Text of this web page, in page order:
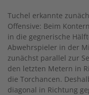
Tuchel erkannte
Offensive: Beim
in die gegnerische
Abwehrspieler in der
zunächst parallel zur
den letzten Metern in
die Torchancen.
diagonal in Richtung